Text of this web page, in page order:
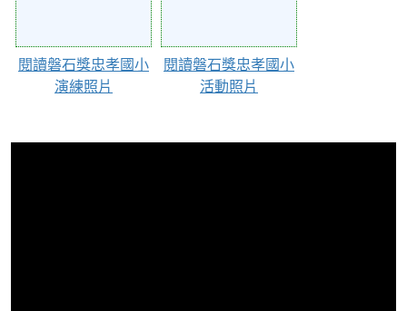
閱讀磐石獎忠孝國小
演練照片
閱讀磐石獎忠孝國小
活動照片